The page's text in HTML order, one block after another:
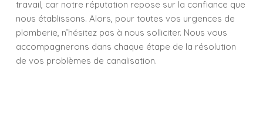
travail, car notre réputation repose sur la confiance que
nous établissons. Alors, pour toutes vos urgences de
plomberie, n’hésitez pas à nous solliciter. Nous vous
accompagnerons dans chaque étape de la résolution
de vos problèmes de canalisation.